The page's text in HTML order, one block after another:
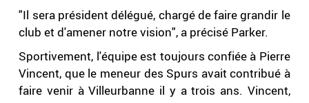
"Il sera président délégué, chargé de faire grandir le
club et d'amener notre vision", a précisé Parker.
Sportivement, l'équipe est toujours confiée à Pierre
Vincent, que le meneur des Spurs avait contribué à
faire venir à Villeurbanne il y a trois ans. Vincent,